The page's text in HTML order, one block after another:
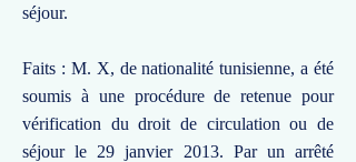
séjour.
Faits : M. X, de nationalité tunisienne, a été
soumis à une procédure de retenue pour
vérification du droit de circulation ou de
séjour le 29 janvier 2013. Par un arrêté